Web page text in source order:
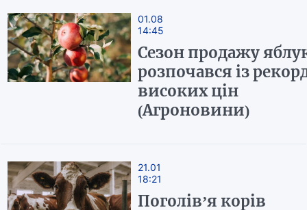
01.08
14:45
Сезон продажу
розпочався із
високих цін
(Агроновини)
21.01
18:21
Поголів’я корів